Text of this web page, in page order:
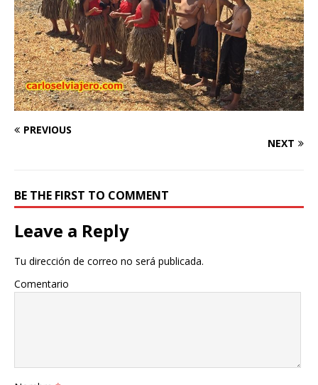
PREVIOUS
NEXT
BE THE FIRST TO COMMENT
Leave a Reply
Tu dirección de correo no será publicada.
Comentario